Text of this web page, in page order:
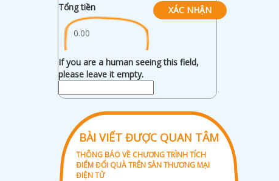
Tổng tiền
0.00
If you are a human seeing this field,
please leave it empty.
BÀI VIẾT ĐƯỢC QUAN TÂM
THÔNG BÁO VỀ CHƯƠNG TRÌNH TÍCH
ĐIỂM ĐỔI QUÀ TRÊN SÀN THƯƠNG MẠI
ĐIỆN TỬ